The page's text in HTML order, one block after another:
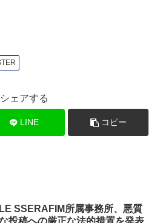
LINE コピー
な投稿への厳正な法的措置を発表